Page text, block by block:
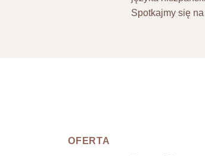
Spotkajmy się
OFERTA